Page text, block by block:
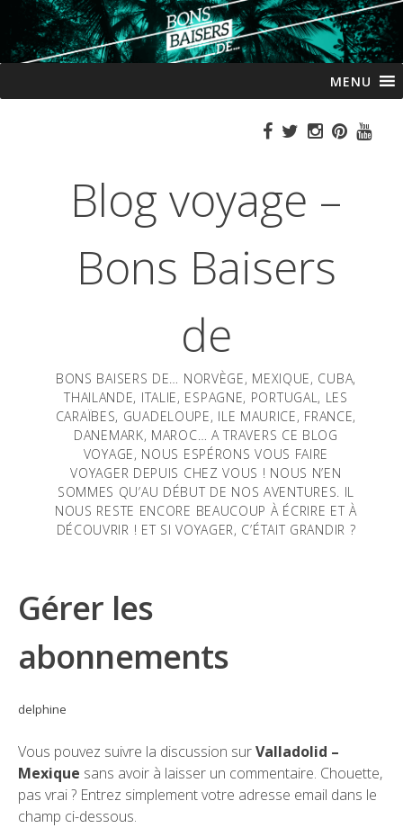
au
MENU
Blog voyage –
Bons Baisers
de
BONS BAISERS DE… NORVÈGE, MEXIQUE, CUBA,
THAILANDE, ITALIE, ESPAGNE, PORTUGAL, LES
CARAÏBES, GUADELOUPE, ILE MAURICE, FRANCE,
DANEMARK, MAROC… A TRAVERS CE BLOG
VOYAGE, NOUS ESPÉRONS VOUS FAIRE
VOYAGER DEPUIS CHEZ VOUS ! NOUS N’EN
SOMMES QU’AU DÉBUT DE NOS AVENTURES. IL
NOUS RESTE ENCORE BEAUCOUP À ÉCRIRE ET À
DÉCOUVRIR ! ET SI VOYAGER, C’ÉTAIT GRANDIR ?
Gérer les
abonnements
delphine
Vous pouvez suivre la discussion surValladolid –
Mexique sans avoir à laisser un commentaire. Chouette,
pas vrai ? Entrez simplement votre adresse email dans le
champ ci-dessous.